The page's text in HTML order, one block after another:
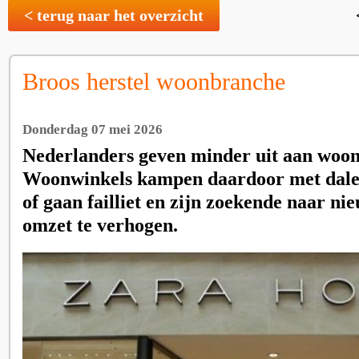
< terug naar het overzicht
Broos herstel woonbranche
Donderdag 07 mei 2026
Nederlanders geven minder uit aan
Woonwinkels kampen daardoor met
of gaan failliet en zijn zoekende naar
omzet te verhogen.